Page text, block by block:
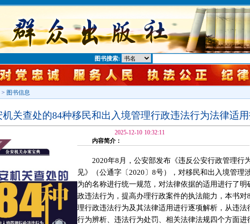
图书搜索:
> 图书信息
机关查处的84种移民和出入境管理行政违法行为法律适
2025-12-10 10:32:11
内容简介：
2020年8月，公安部发布《违反公安行政管理行
见》（公通字〔2020〕8号），对移民和出入境管理
为的名称进行统一规范，对法律依据的适用进行了明
政违法行为，提高办理行政案件的执法能力，本书对
理行政违法行为及其法律适用进行逐项解析，从违法
行为辨析、违法行为处罚、相关法律法规四个方面进